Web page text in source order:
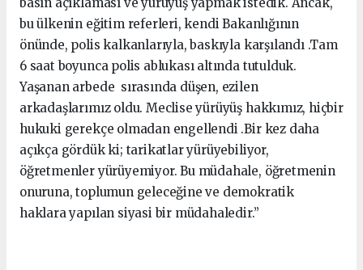
bu ülkenin eğitim referleri, kendi Bakanlığının
önünde, polis kalkanlarıyla, baskıyla karşılandı .Tam
6 saat boyunca polis ablukası altında tutulduk.
Yaşanan arbede sırasında düşen, ezilen
arkadaşlarımız oldu. Meclise yürüyüş hakkımız, hiçbir
hukuki gerekçe olmadan engellendi .Bir kez daha
açıkça gördük ki; tarikatlar yürüyebiliyor,
öğretmenler yürüyemiyor. Bu müdahale, öğretmenin
onuruna, toplumun geleceğine ve demokratik
haklara yapılan siyasi bir müdahaledir.”